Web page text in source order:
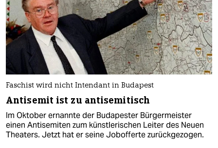
Faschist wird nicht Intendant in Budapest
Antisemit ist zu antisemitisch
Im Oktober ernannte der Budapester Bürgermeister
einen Antisemiten zum künstlerischen Leiter des Neuen
Theaters. Jetzt hat er seine Jobofferte zurückgezogen.